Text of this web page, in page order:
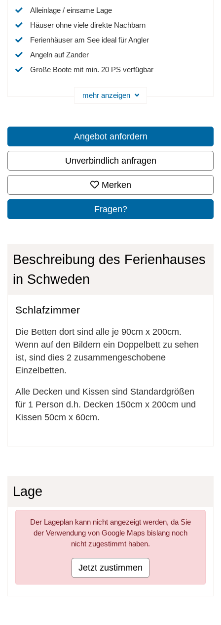
Alleinlage / einsame Lage
Häuser ohne viele direkte Nachbarn
Ferienhäuser am See ideal für Angler
Angeln auf Zander
Große Boote mit min. 20 PS verfügbar
mehr anzeigen
Angebot anfordern
Unverbindlich anfragen
Merken
Fragen?
Beschreibung des Ferienhauses
in Schweden
Schlafzimmer
Die Betten dort sind alle je 90cm x 200cm.
Wenn auf den Bildern ein Doppelbett zu sehen
ist, sind dies 2 zusammengeschobene
Einzelbetten.
Alle Decken und Kissen sind Standardgrößen
für 1 Person d.h. Decken 150cm x 200cm und
Kissen 50cm x 60cm.
Lage
Der Lageplan kann nicht angezeigt werden, da Sie
der Verwendung von Google Maps bislang noch
nicht zugestimmt haben.
Jetzt zustimmen